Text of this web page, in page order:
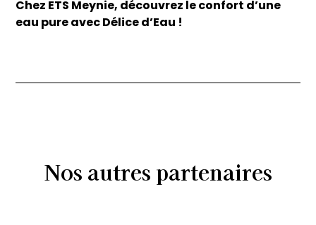
Chez ETS Meynie, découvrez le confort d’une
eau pure avec Délice d’Eau !
Nos autres partenaires